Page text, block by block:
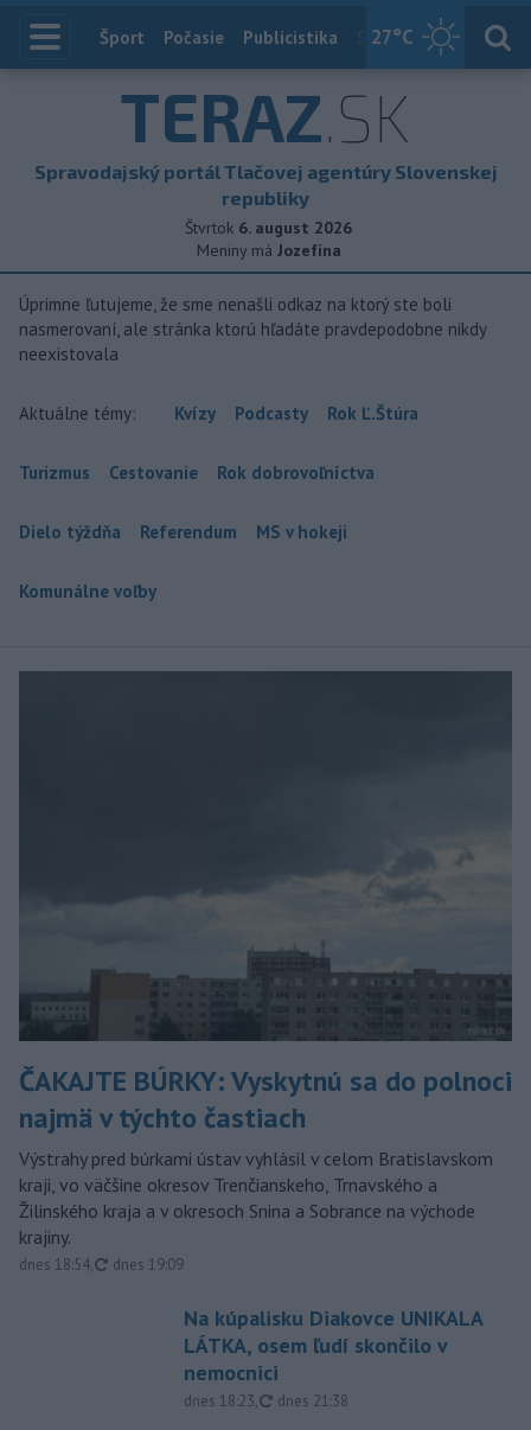
27°C
Index
Šport Počasie Publicistika Slovensko
TERAZ.SK
Spravodajský portál Tlačovej agentúry Slovenskej
republiky
Štvrtok 6. august 2026
Meniny má Jozefína
Úprimne ľutujeme, že sme nenašli odkaz na ktorý ste boli
nasmerovaní, ale stránka ktorú hľadáte pravdepodobne nikdy
neexistovala
Aktuálne témy: Kvízy Podcasty Rok Ľ.Štúra
Turizmus Cestovanie Rok dobrovoľníctva
Dielo týždňa Referendum MS v hokeji
Komunálne voľby
ČAKAJTE BÚRKY: Vyskytnú sa do polnoci
najmä v týchto častiach
Výstrahy pred búrkami ústav vyhlásil v celom Bratislavskom
kraji, vo väčšine okresov Trenčianskeho, Trnavského a
Žilinského kraja a v okresoch Snina a Sobrance na východe
krajiny.
dnes 18:54, aktualizované
dnes 19:09
Na kúpalisku Diakovce UNIKALA
LÁTKA, osem ľudí skončilo v
nemocnici
dnes 18:23, aktualizované
dnes 21:38